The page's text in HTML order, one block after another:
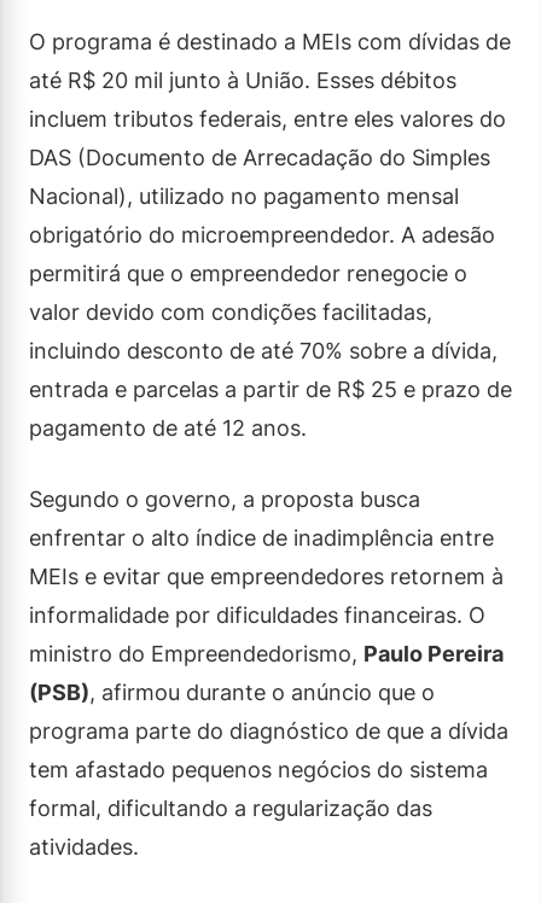
O programa é destinado a MEIs com dívidas de
até R$ 20 mil junto à União. Esses débitos
incluem tributos federais, entre eles valores do
DAS (Documento de Arrecadação do Simples
Nacional), utilizado no pagamento mensal
obrigatório do microempreendedor. A adesão
permitirá que o empreendedor renegocie o
valor devido com condições facilitadas,
incluindo desconto de até 70% sobre a dívida,
entrada e parcelas a partir de R$ 25 e prazo de
pagamento de até 12 anos.
Segundo o governo, a proposta busca
enfrentar o alto índice de inadimplência entre
MEIs e evitar que empreendedores retornem à
informalidade por dificuldades financeiras. O
ministro do Empreendedorismo, Paulo Pereira
(PSB), afirmou durante o anúncio que o
programa parte do diagnóstico de que a dívida
tem afastado pequenos negócios do sistema
formal, dificultando a regularização das
atividades.